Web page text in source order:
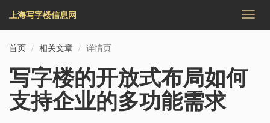
切
上海写字楼信息网
首页 相关文章 详情页
写字楼的开放式布局如何
支持企业的多功能需求